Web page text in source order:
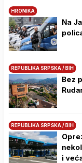
HRONIKA
Na
REPUBLIKA SRPSKA / BIH
Bez
REPUBLIKA SRPSKA / BIH
i